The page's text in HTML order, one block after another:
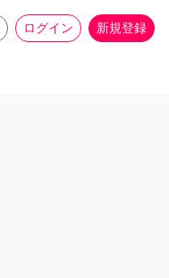
ログイン 新規登録